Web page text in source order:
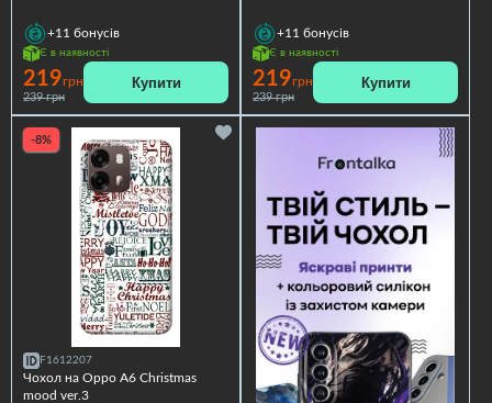
+11 бонусів
Є в наявності
219грн
239 грн
Купити
+11 бонусів
Є в наявності
219грн
239 грн
Купити
-8%
F1612207
Чохол на Oppo A6 Christmas
mood ver.3